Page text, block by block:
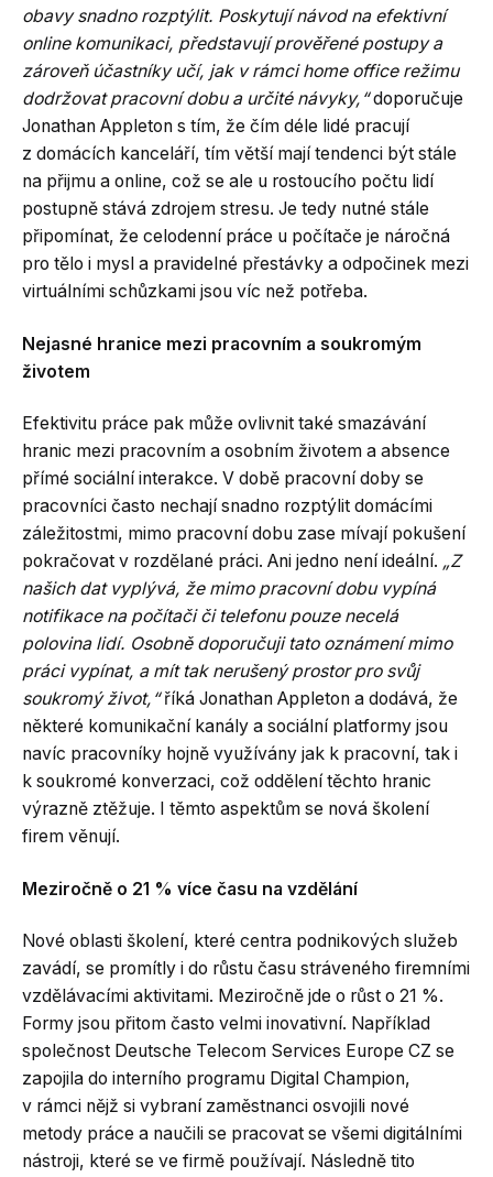
obavy snadno rozptýlit. Poskytují návod na efektivní
online komunikaci, představují prověřené postupy a
zároveň účastníky učí, jak v rámci home office režimu
dodržovat pracovní dobu a určité návyky,“doporučuje
Jonathan Appleton s tím, že čím déle lidé pracují
z domácích kanceláří, tím větší mají tendenci být stále
na přijmu a online, což se ale u rostoucího počtu lidí
postupně stává zdrojem stresu. Je tedy nutné stále
připomínat, že celodenní práce u počítače je náročná
pro tělo i mysl a pravidelné přestávky a odpočinek mezi
virtuálními schůzkami jsou víc než potřeba.
Nejasné hranice mezi pracovním a soukromým
životem
Efektivitu práce pak může ovlivnit také smazávání
hranic mezi pracovním a osobním životem a absence
přímé sociální interakce. V době pracovní doby se
pracovníci často nechají snadno rozptýlit domácími
záležitostmi, mimo pracovní dobu zase mívají pokušení
pokračovat v rozdělané práci. Ani jedno není ideální. „Z
našich dat vyplývá, že mimo pracovní dobu vypíná
notifikace na počítači či telefonu pouze necelá
polovina lidí. Osobně doporučuji tato oznámení mimo
práci vypínat, a mít tak nerušený prostor pro svůj
soukromý život,“říká Jonathan Appleton a dodává, že
některé komunikační kanály a sociální platformy jsou
navíc pracovníky hojně využívány jak k pracovní, tak i
k soukromé konverzaci, což oddělení těchto hranic
výrazně ztěžuje. I těmto aspektům se nová školení
firem věnují.
Meziročně o 21 % více času na vzdělání
Nové oblasti školení, které centra podnikových služeb
zavádí, se promítly i do růstu času stráveného firemními
vzdělávacími aktivitami. Meziročně jde o růst o 21 %.
Formy jsou přitom často velmi inovativní. Například
společnost Deutsche Telecom Services Europe CZ se
zapojila do interního programu Digital Champion,
v rámci nějž si vybraní zaměstnanci osvojili nové
metody práce a naučili se pracovat se všemi digitálními
nástroji, které se ve firmě používají. Následně tito